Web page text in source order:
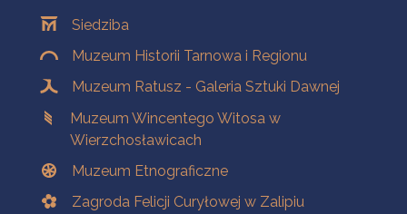
Siedziba
Muzeum Historii Tarnowa i Regionu
Muzeum Ratusz - Galeria Sztuki Dawnej
Muzeum Wincentego Witosa w
Wierzchosławicach
Muzeum Etnograficzne
Zagroda Felicji Curyłowej w Zalipiu